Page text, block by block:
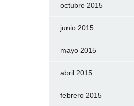
octubre 2015
junio 2015
mayo 2015
abril 2015
febrero 2015